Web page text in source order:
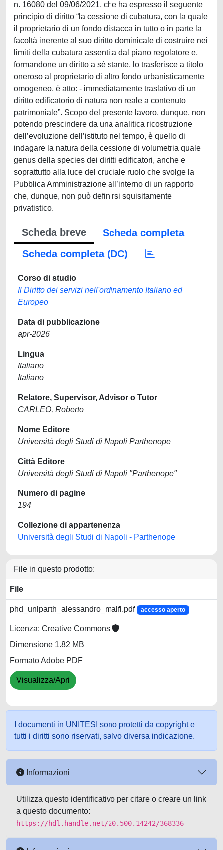
n. 16080 del 09/06/2021, che ha espresso il seguente
principio di diritto “la cessione di cubatura, con la quale
il proprietario di un fondo distacca in tutto o in parte la
facoltà inerente al suo diritto dominicale di costruire nei
limiti della cubatura assentita dal piano regolatore e,
formandone un diritto a sé stante, lo trasferisce a titolo
oneroso al proprietario di altro fondo urbanisticamente
omogeneo, è atto: - immediatamente traslativo di un
diritto edificatorio di natura non reale a contenuto
patrimoniale”. Scopo del presente lavoro, dunque, non
potendo prescindere da una analitica ricostruzione
dell’evoluzione dell’istituto nel tempo, è quello di
indagare la natura della cessione di volumetria quale
genus della species dei diritti edificatori, anche e
soprattutto alla luce del cruciale ruolo che svolge la
Pubblica Amministrazione all’interno di un rapporto
che, dunque, non può definirsi squisitamente
privatistico.
Scheda breve
Scheda completa
Scheda completa (DC)
Corso di studio
Il Diritto dei servizi nell'ordinamento Italiano ed
Europeo
Data di pubblicazione
apr-2026
Lingua
Italiano
Italiano
Relatore, Supervisor, Advisor o Tutor
CARLEO, Roberto
Nome Editore
Università degli Studi di Napoli Parthenope
Città Editore
Università degli Studi di Napoli "Parthenope"
Numero di pagine
194
Collezione di appartenenza
Università degli Studi di Napoli - Parthenope
File in questo prodotto:
File
phd_uniparth_alessandro_malfi.pdf accesso aperto
Licenza: Creative Commons
Dimensione 1.82 MB
Formato Adobe PDF
Visualizza/Apri
I documenti in UNITESI sono protetti da copyright e
tutti i diritti sono riservati, salvo diversa indicazione.
Informazioni
Utilizza questo identificativo per citare o creare un link
a questo documento:
https://hdl.handle.net/20.500.14242/368336